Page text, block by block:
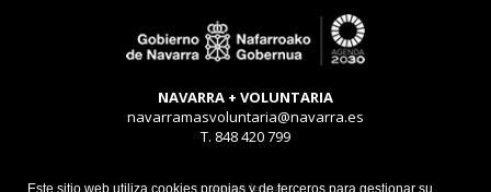
Este sitio web utiliza cookies propias y de terceros para gestionar su
NAVARRA + VOLUNTARIA
navarramasvoluntaria@navarra.es
T. 848 420 799